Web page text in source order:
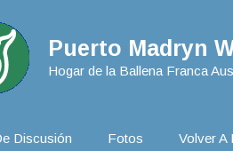
Puerto Madryn
Hogar de la Ballena Franca
Discusión Fotos Volver A